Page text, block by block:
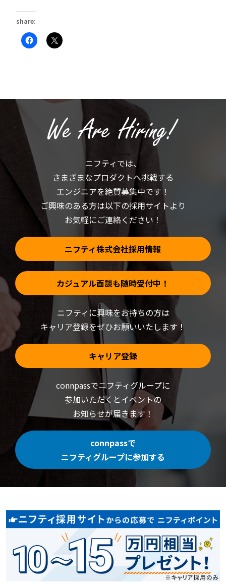
share:
Facebook
で
リ
し
い
ウ
ィ
開
き
す)
ク
リ
有
(新
い
ウ
ィ
ン
ま
す)
ニフティでは、
さまざまなプロダクトへ挑戦する
エンジニアを絶賛募集中です！
ご興味のある方は以下の採用サイトより
お気軽にご連絡ください！
ニフティ株式会社採用情報
カジュアル面談も随時受付中！
ニフティに興味をお持ちの方は
キャリア登録をぜひお願いいたします！
キャリア登録
connpassでニフティグループに
参加いただくとイベントの
お知らせが届きます！
connpassで
ニフティグループに参加する